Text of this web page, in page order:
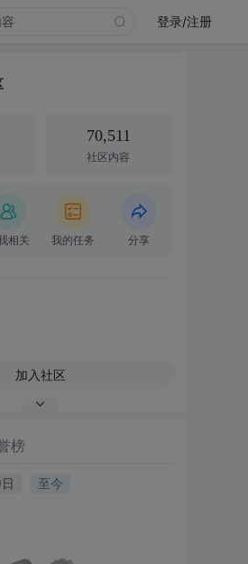
登录/注册
70,511
社区内容
相关 我的任务 分享
加入社区
榜
至今